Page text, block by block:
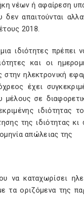
νέων ή αφαίρεση
απαιτούνται
2018.
ιδιότητες πρέπει
και οι
στην ηλεκτρονική
έχει
μέλους σε
ιδιότητας
της ιδιότητας
απώλειας της
να καταχωρίσει
τα οριζόμενα της